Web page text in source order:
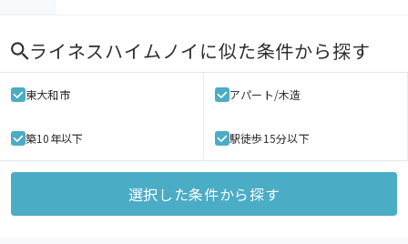
ライネスハイムノイ に似た条件から探す
東大和市 アパート/木造
築10年以下 駅徒歩15分以下
選択した条件から探す